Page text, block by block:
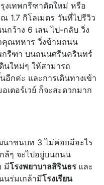
งเทพกรีฑาตัดใหม่ หรือ
1.7 กิโลเมตร วันที่ไปรีวิว
กว้าง 6 เลน ไป-กลับ วิ่ง
คุณทหาร วิ่งข้ามถนน
กรีฑา บนถนนศรีนครินทร์
นใหม่ๆ ให้สามารถ
กค่ะ และการเดินทางเข้า
เตอร์เวย์ ก็จะสะดวกมาก
าชนบท 3 ไม่ค่อยมีอะไร
ล้ๆ จะไปอยู่บนถนน
มีโรงพยาบาลสิรินธร และ
ร่มเกล้ามีโรงเรียน